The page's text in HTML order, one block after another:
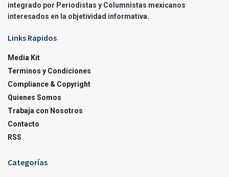
integrado por Periodistas y Columnistas mexicanos
interesados en la objetividad informativa.
Links Rapidos
Media Kit
Terminos y Condiciones
Compliance & Copyright
Quienes Somos
Trabaja con Nosotros
Contacto
RSS
Categorías